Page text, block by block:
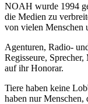
NOAH wurde 1994
die Medien zu
von vielen Menschen
Agenturen, Radio-
Regisseure,
auf ihr Honorar.
Tiere haben keine
haben nur Menschen,